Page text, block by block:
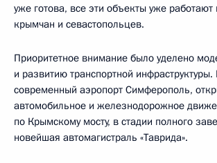
уже готова, все эти объекты уже работают
крымчан и севастопольцев.
Приоритетное внимание было уделено
и развитию транспортной инфраструктуры.
современный аэропорт Симферополь,
автомобильное и железнодорожное
по Крымскому мосту, в стадии полного
новейшая автомагистраль «Таврида».